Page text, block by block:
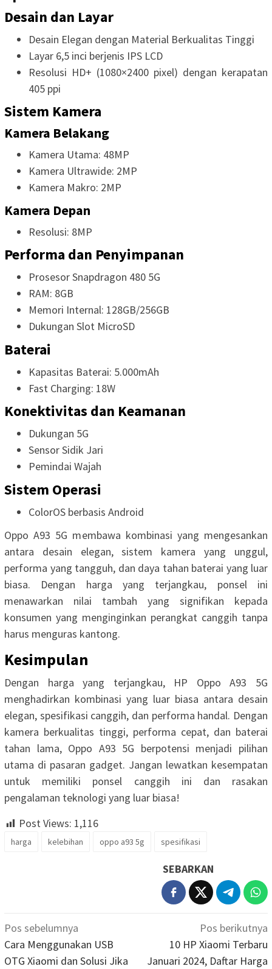
Desain dan Layar
Desain Elegan dengan Material Berkualitas Tinggi
Layar 6,5 inci berjenis IPS LCD
Resolusi HD+ (1080×2400 pixel) dengan kerapatan
405 ppi
Sistem Kamera
Kamera Belakang
Kamera Utama: 48MP
Kamera Ultrawide: 2MP
Kamera Makro: 2MP
Kamera Depan
Resolusi: 8MP
Performa dan Penyimpanan
Prosesor Snapdragon 480 5G
RAM: 8GB
Memori Internal: 128GB/256GB
Dukungan Slot MicroSD
Baterai
Kapasitas Baterai: 5.000mAh
Fast Charging: 18W
Konektivitas dan Keamanan
Dukungan 5G
Sensor Sidik Jari
Pemindai Wajah
Sistem Operasi
ColorOS berbasis Android
Oppo A93 5G membawa kombinasi yang mengesankan
antara desain elegan, sistem kamera yang unggul,
performa yang tangguh, dan daya tahan baterai yang luar
biasa. Dengan harga yang terjangkau, ponsel ini
menawarkan nilai tambah yang signifikan kepada
konsumen yang menginginkan perangkat canggih tanpa
harus menguras kantong.
Kesimpulan
Dengan harga yang terjangkau, HP Oppo A93 5G
menghadirkan kombinasi yang luar biasa antara desain
elegan, spesifikasi canggih, dan performa handal. Dengan
kamera berkualitas tinggi, performa cepat, dan baterai
tahan lama, Oppo A93 5G berpotensi menjadi pilihan
utama di pasaran gadget. Jangan lewatkan kesempatan
untuk memiliki ponsel canggih ini dan rasakan
pengalaman teknologi yang luar biasa!
Post Views: 1,116
harga kelebihan oppo a93 5g spesifikasi
SEBARKAN
Navigasi
pos
Pos sebelumnya
Cara Menggunakan USB
OTG Xiaomi dan Solusi Jika
Pos berikutnya
10 HP Xiaomi Terbaru
Januari 2024, Daftar Harga